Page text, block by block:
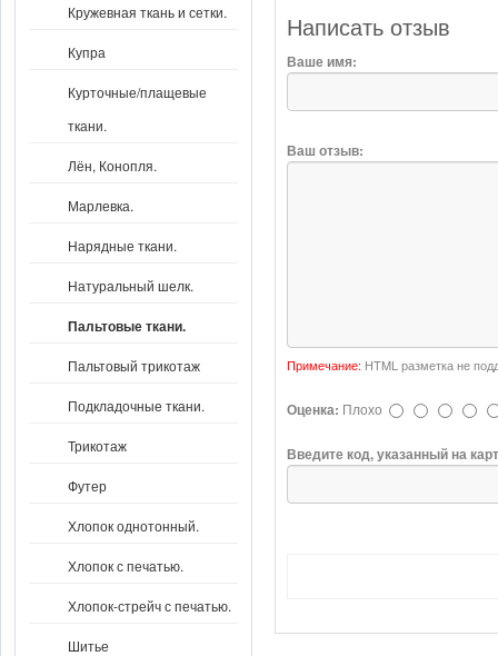
Кружевная ткань и сетки.
Купра
Курточные/плащевые
ткани.
Лён, Конопля.
Марлевка.
Нарядные ткани.
Натуральный шелк.
Пальтовые ткани.
Пальтовый трикотаж
Подкладочные ткани.
Трикотаж
Футер
Хлопок однотонный.
Хлопок с печатью.
Хлопок-стрейч с печатью.
Шитье
Написать отзыв
Ваше имя:
Ваш отзыв:
Примечание: HTML разметка не
Оценка: Плохо
Введите код, указанный на